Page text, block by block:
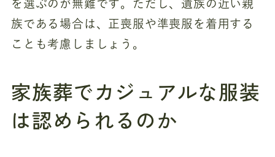
を選ぶのが無難です。ただし、遺族の近い親
族である場合は、正喪服や準喪服を着用する
ことも考慮しましょう。
家族葬でカジュアルな服装
は認められるのか